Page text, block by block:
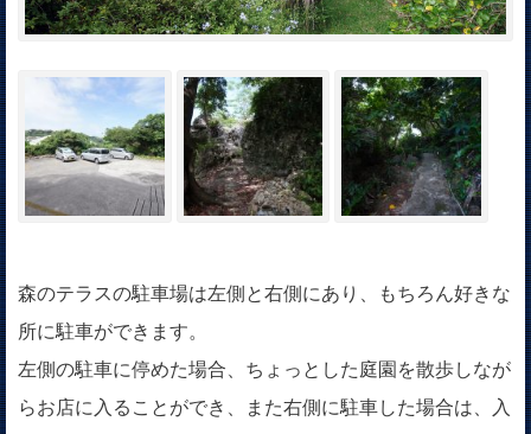
森のテラスの駐車場は左側と右側にあり、もちろん好きな
所に駐車ができます。
左側の駐車に停めた場合、ちょっとした庭園を散歩しなが
らお店に入ることができ、また右側に駐車した場合は、入